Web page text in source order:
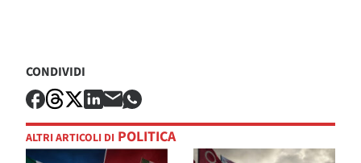
CONDIVIDI
ALTRI ARTICOLI DI POLITICA